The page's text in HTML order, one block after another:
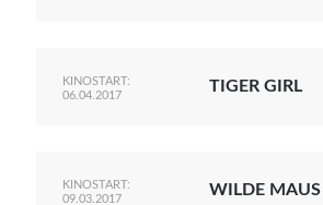
KINOSTART:
06.04.2017
TIGER GIRL
KINOSTART:
09.03.2017
WILDE MAUS